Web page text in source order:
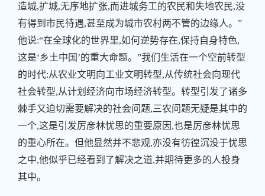
造城,扩城,无序地扩张,而进城务工的农民和失地农民,没
有得到市民待遇,甚至成为城市农村两不管的边缘人。”
他说:“在全球化的世界里,如何逆势存在,保持自身特色,
这是‘乡土中国’的重大命题。”我们生活在一个空前转型
的时代:从农业文明向工业文明转型,从传统社会向现代
社会转型,从计划经济向市场经济转型。转型引发了诸多
棘手又迫切需要解决的社会问题,三农问题无疑是其中的
一个,这是引发厉彦林忧思的重要原因,也是厉彦林忧思
的重心所在。但他显然并不悲观,亦没有彷徨沉没于忧思
之中,他似乎已经看到了解决之道,并期待更多的人投身
其中。